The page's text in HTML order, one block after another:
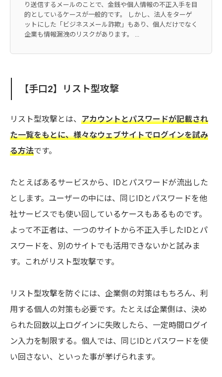
り送信するメールのことで、金銭や個人情報の不正入手を目
的としているケースが一般的です。 しかし、法人をターゲ
ットにした「ビジネスメール詐欺」もあり、個人だけでなく
企業も情報漏洩のリスクがあります。 ...
【手口2】リスト型攻撃
リスト型攻撃とは、 アカウントとパスワードが記載され
た一覧をもとに、様々なウェブサイトでログインを試み
る方法です。
たとえばあるサービスから、IDとパスワードが流出した
とします。ユーザーの中には、同じIDとパスワードを他
社サービスでも使い回しているケースもあるものです。
よって不正者は、一つのサイトから不正入手したIDとパ
スワードを、別のサイトでも活用できないかと試みま
す。これがリスト型攻撃です。
リスト型攻撃を防ぐには、企業側の対策はもちろん、利
用する個人の対策も必要です。たとえば企業側は、決め
られた回数以上ログインに失敗したら、一定時間ログイ
ン入力を制限する。個人では、同じIDとパスワードを使
い回さない、といった事が挙げられます。